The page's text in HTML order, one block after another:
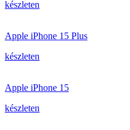
készleten
Apple iPhone 15 Plus
készleten
Apple iPhone 15
készleten